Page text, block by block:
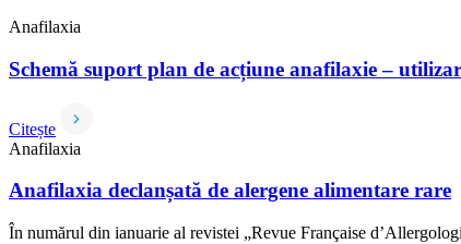
Anafilaxia
Schemă suport plan de acțiune anafilaxie –
Citește
Anafilaxia
Anafilaxia declanșată de alergene alimentare rare
În numărul din ianuarie al revistei „Revue Française